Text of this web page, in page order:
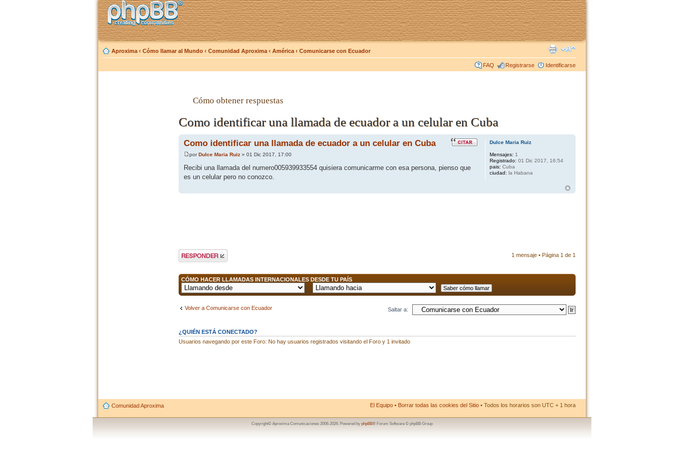
Aproxima ‹ Cómo llamar al Mundo ‹ Comunidad Aproxima ‹ América ‹ Comunicarse con Ecuador
FAQ Registrarse Identificarse
Cómo obtener respuestas
Como identificar una llamada de ecuador a un celular en Cuba
Como identificar una llamada de ecuador a un celular en Cuba
porDulce Maria Ruiz» 01 Dic 2017, 17:00
Recibi una llamada del numero005939933554 quisiera comunicarme con esa persona, pienso que
es un celular pero no conozco.
Dulce Maria Ruiz
Mensajes: 1
Registrado: 01 Dic 2017, 16:54
pais: Cuba
ciudad: la Habana
Publicar una
respuesta
1 mensaje • Página 1 de 1
CÓMO HACER LLAMADAS INTERNACIONALES DESDE TU PAÍS
Volver a Comunicarse con Ecuador Saltar a:
¿QUIÉN ESTÁ CONECTADO?
Usuarios navegando por este Foro: No hay usuarios registrados visitando el Foro y 1 invitado
Comunidad Aproxima El Equipo • Borrar todas las cookies del Sitio • Todos los horarios son UTC + 1 hora
Copyright© Aproxima Comunicaciones 2006-2026. Powered by phpBB® Forum Software © phpBB Group